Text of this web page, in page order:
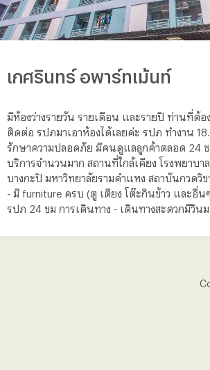
เกศรินทร์ อพาร์ทเม้นท์
มีห้องว่างรายวัน รายเดือน และรายปี ท่านที่ต้
ติดต่อ รปภมาเอาห้องได้เลยค่ะ รปภ ทำงาน
รักษาความปลอดภัย มีคนดูแลลูกค้าตลอด 24 ช
บริการจำนวนมาก สถานที่ใกล้เคียง โรงพยาบ
บางกะปิ มหาวิทยาลัยรามคำแหง สถาบันกวดวิ
- มี furniture ครบ (ตู เตียง โต๊ะกินข้าว และอื่
รปภ 24 ชม การเดินทาง - เดินทางสะดวกมีวิ